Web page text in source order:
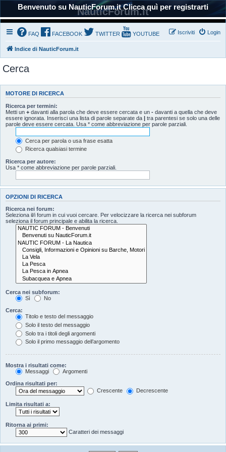
Benvenuto su NauticForum.it Clicca quì per registrarti
NauticForum.it
FAQ FACEBOOK TWITTER YOUTUBE Login
Iscriviti
Indice di NauticForum.it
Cerca
MOTORE DI RICERCA
Ricerca per termini:
Metti un + davanti alla parola che deve essere cercata e un - davanti a quella che deve
essere ignorata. Inserisci una lista di parole separate da | tra parentesi se solo una delle
parole deve essere cercata. Usa * come abbreviazione per parole parziali.
Cerca per parola o usa frase esatta
Ricerca qualsiasi termine
Ricerca per autore:
Usa * come abbreviazione per parole parziali.
OPZIONI DI RICERCA
Ricerca nei forum:
Seleziona il/i forum in cui vuoi cercare. Per velocizzare la ricerca nei subforum
seleziona il forum principale e abilita la ricerca.
Cerca nei subforum:
Sì
No
Cerca:
Titolo e testo del messaggio
Solo il testo del messaggio
Solo tra i titoli degli argomenti
Solo il primo messaggio dell’argomento
Mostra i risultati come:
Messaggi
Argomenti
Ordina risultati per:
Crescente
Decrescente
Limita risultati a:
Ritorna ai primi:
Caratteri dei messaggi